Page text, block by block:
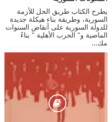
يطرح الكتاب طريق الحل للأزمة
السورية، وطريقة بناء هيكلة جديدة
للدولة السورية على أنقاض السنوات
الماضية و" الحرب الأهلية " بناءً
مك...